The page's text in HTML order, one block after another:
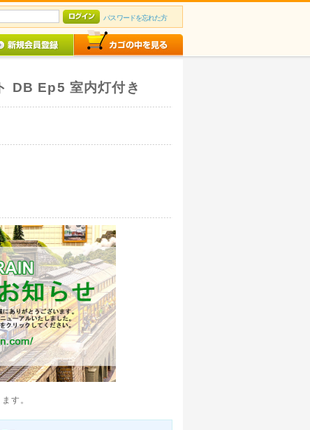
パスワードを忘れた方
DB Ep5 室内灯付き
す。